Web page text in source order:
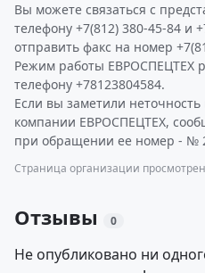
Вы можете связаться с
телефону +7(812) 380-45-84 и
отправить факс на номер
Режим работы ЕВРОСПЕЦТЕХ
телефону +78123804584.
Если вы заметили
компании ЕВРОСПЕЦТЕХ,
при обращении ее номер - №
Страница организации
Отзывы 0
Не опубликовано ни